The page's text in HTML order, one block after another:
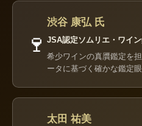
🍷
渋谷 康弘 氏
JSA認定ソムリエ・ワイ
希少ワインの真贋鑑定を
ータに基づく確かな鑑定眼
太田 祐美